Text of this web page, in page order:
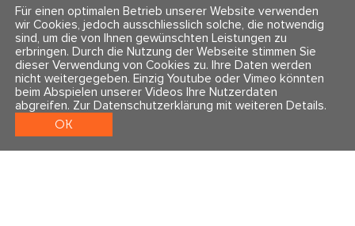
info@traumahealing.ch
info@polarity.se
Kontakt & Info
Newsletter
Impressum & Datenschutz
AGBs
Folge uns
Für einen optimalen Betrieb unserer Website verwenden
wir Cookies, jedoch ausschliesslich solche, die notwendig
sind, um die von Ihnen gewünschten Leistungen zu
erbringen. Durch die Nutzung der Webseite stimmen Sie
dieser Verwendung von Cookies zu. Ihre Daten werden
nicht weitergegeben. Einzig Youtube oder Vimeo könnten
beim Abspielen unserer Videos Ihre Nutzerdaten
abgreifen. Zur Datenschutzerklärung mit weiteren Details.
OK